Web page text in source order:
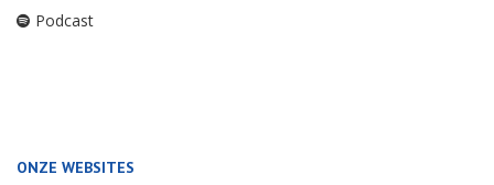
Podcast
ONZE WEBSITES